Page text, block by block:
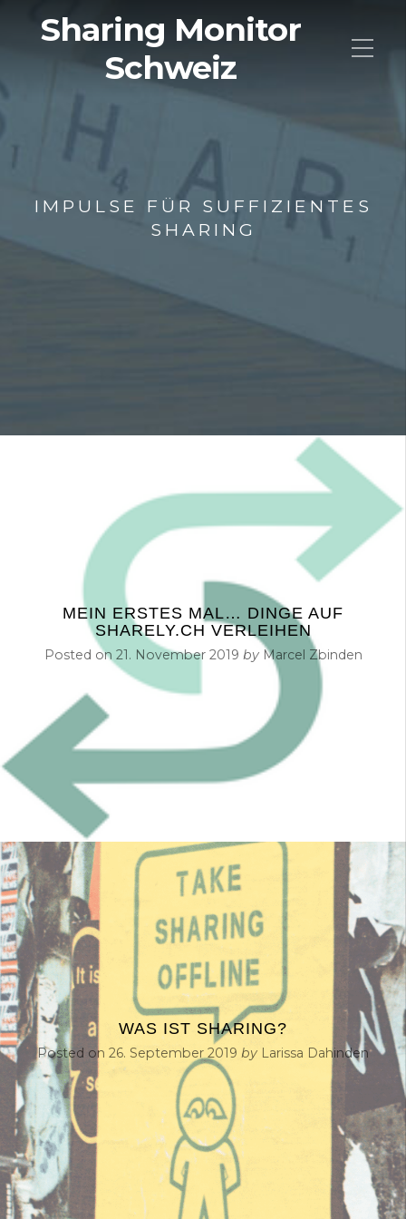
Sharing Monitor
Schweiz
IMPULSE FÜR SUFFIZIENTES
SHARING
MEIN ERSTES MAL… DINGE AUF
SHARELY.CH VERLEIHEN
Posted on 21. November 2019 byMarcel Zbinden
WAS IST SHARING?
Posted on 26. September 2019 by Larissa Dahinden